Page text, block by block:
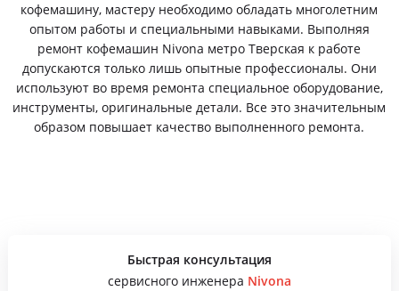
кофемашину, мастеру необходимо обладать многолетним
опытом работы и специальными навыками. Выполняя
ремонт кофемашин Nivona метро Тверская к работе
допускаются только лишь опытные профессионалы. Они
используют во время ремонта специальное оборудование,
инструменты, оригинальные детали. Все это значительным
образом повышает качество выполненного ремонта.
Быстрая консультация
сервисного инженера Nivona